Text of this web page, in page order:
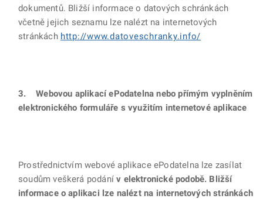
dokumentů. Bližší informace o datových schránkách
včetně jejich seznamu lze nalézt na internetových
stránkách http://www.datoveschranky.info/
3. Webovou aplikací ePodatelna nebo přímým vyplněním
elektronického formuláře s využitím internetové aplikace
Prostřednictvím webové aplikace ePodatelna lze zasílat
soudům veškerá podánív elektronické podobě. Bližší
informace o aplikaci lze nalézt na internetových stránkách